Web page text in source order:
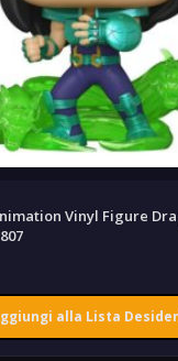
Vinyl Figure
alla Lista